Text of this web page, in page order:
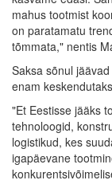
mahus tootmist
on paratamatu
tõmmata," nentis
Saksa sõnul
enam
"Et Eestisse jääks
tehnoloogid,
logistikud, kes
igapäevane